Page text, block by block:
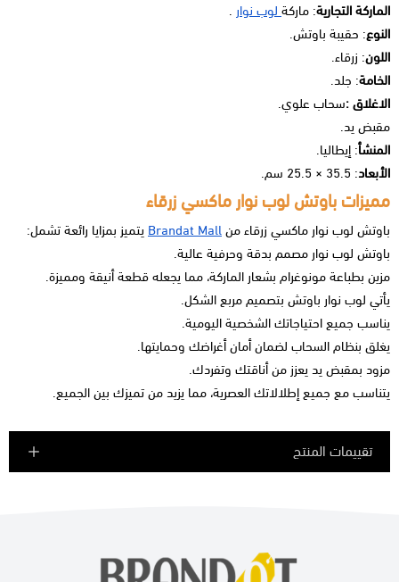
الماركة التجارية: ماركة لوب نوار .
النوع: حقيبة باوتش.
اللون: زرقاء.
الخامة: جلد.
الاغلاق :سحاب علوي.
مقبض يد.
المنشأ: إيطاليا.
الأبعاد: 35.5 × 25.5 سم.
مميزات باوتش لوب نوار ماكسي زرقاء
باوتش لوب نوار ماكسي زرقاء منBrandat Mall يتميز بمزايا رائعة تشمل:
باوتش لوب نوار مصمم بدقة وحرفية عالية.
مزين بطباعة مونوغرام بشعار الماركة، مما يجعله قطعة أنيقة ومميزة.
يأتي لوب نوار باوتش بتصميم مربع الشكل.
يناسب جميع احتياجاتك الشخصية اليومية.
يغلق بنظام السحاب لضمان أمان أغراضك وحمايتها.
مزود بمقبض يد يعزز من أناقتك وتفردك.
يتناسب مع جميع إطلالاتك العصرية، مما يزيد من تميزك بين الجميع.
تقييمات المنتج